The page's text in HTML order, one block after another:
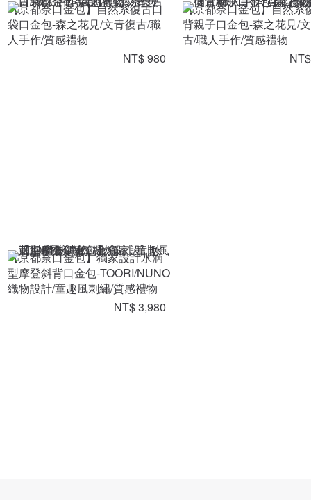
【京都奈口金包】自然系復古口
袋口金包-森之花見/文青復古/職
人手作/質感禮物
NT$ 980
【京都奈口金包】自然系
背親子口金包-森之花見/
古/職人手作/質感禮物
【京都奈口金包】獨家設計水滴
型摩登斜背口金包-TOORI/NUNO
織物設計/童趣風刺繡/質感禮物
NT$ 3,980